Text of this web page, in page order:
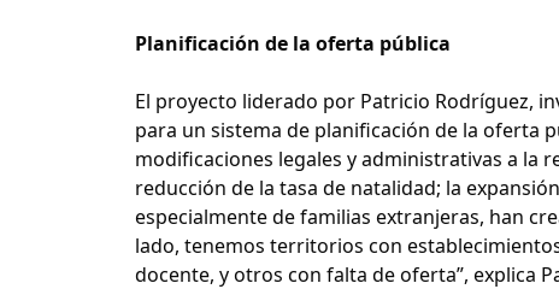
Planificación de la oferta pública
El proyecto liderado por Patricio Rodríguez,
para un sistema de planificación de la oferta
modificaciones legales y administrativas a la
reducción de la tasa de natalidad; la
especialmente de familias extranjeras, han
lado, tenemos territorios con
docente, y otros con falta de oferta”, explica